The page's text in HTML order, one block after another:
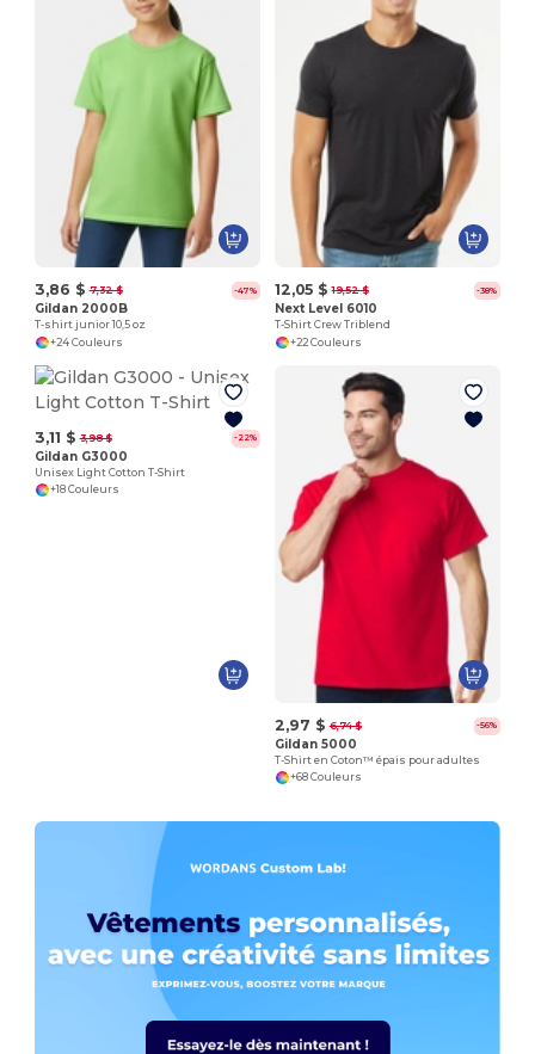
3,86 $ 7,32 $ -47%
Gildan 2000B
T-shirt junior 10,5 oz
+24 Couleurs
12,05 $ 19,52 $ -38%
Next Level 6010
T-Shirt Crew Triblend
+22 Couleurs
3,11 $ 3,98 $ -22%
Gildan G3000
Unisex Light Cotton T-Shirt
+18 Couleurs
2,97 $ 6,74 $ -56%
Gildan 5000
T-Shirt en Coton™ épais pour adultes
+68 Couleurs